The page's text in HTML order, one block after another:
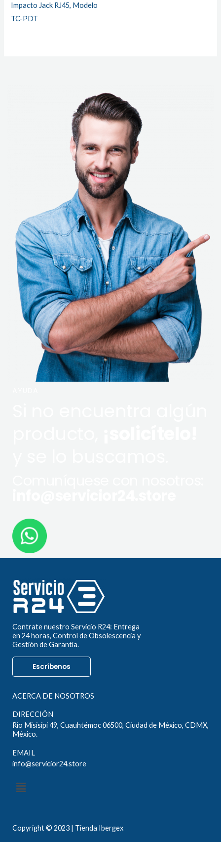
Impacto Jack RJ45, Modelo
TC-PDT
Contrate nuestro Servicio R24: Entrega
en 24 horas, Control de Obsolescencia y
Gestión de Garantía.
Escríbenos
ACERCA DE NOSOTROS
DIRECCIÓN
Rio Misisipi 49, Cuauhtémoc 06500, Ciudad de México, CDMX,
México.
EMAIL
info@servicior24.store
Menú
Copyright © 2023 | Tienda Ibergex